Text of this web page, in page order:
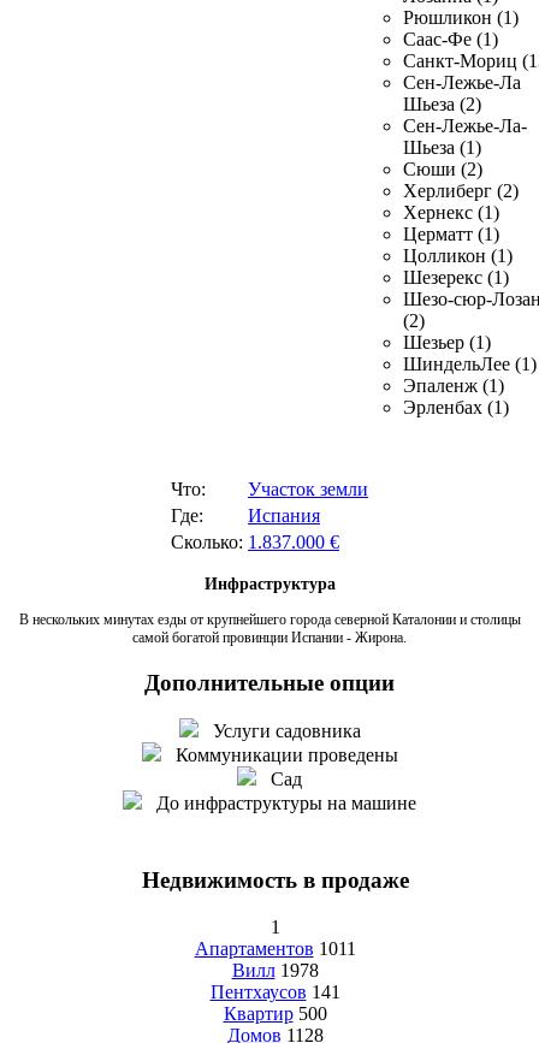
Рюшликон (1)
Саас-Фе (1)
Санкт-Мориц
Сен-Лежье-Ла
Шьеза (2)
Сен-Лежье-Ла-
Шьеза (1)
Сюши (2)
Херлиберг (2)
Хернекс (1)
Церматт (1)
Цолликон (1)
Шезерекс (1)
Шезо-сюр-
(2)
Шезьер (1)
ШиндельЛее (1)
Эпаленж (1)
Эрленбах (1)
Что:
Участок земли
Где:
Испания
Сколько: 1.837.000 €
Инфраструктура
В нескольких минутах езды от крупнейшего города северной Каталонии и столицы
самой богатой провинции Испании - Жирона.
Дополнительные опции
Услуги садовника
Коммуникации проведены
Сад
До инфраструктуры на машине
Недвижимость в продаже
1
Апартаментов 1011
Вилл 1978
Пентхаусов 141
Квартир 500
Домов 1128